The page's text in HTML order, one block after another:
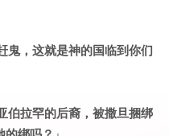
鬼，这就是神的国临到你们
伯拉罕的后裔，被撒旦捆绑